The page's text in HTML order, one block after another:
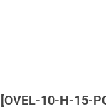
[OVEL-10-H-15-